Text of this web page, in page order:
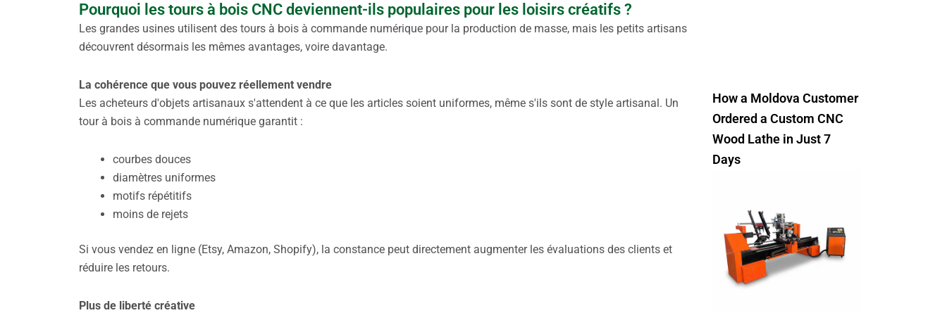
Pourquoi les tours à bois CNC deviennent-ils populaires pour les loisirs créatifs ?
Les grandes usines utilisent des tours à bois à commande numérique pour la production de masse, mais les petits artisans
découvrent désormais les mêmes avantages, voire davantage.
La cohérence que vous pouvez réellement vendre
Les acheteurs d'objets artisanaux s'attendent à ce que les articles soient uniformes, même s'ils sont de style artisanal. Un
tour à bois à commande numérique garantit :
courbes douces
diamètres uniformes
motifs répétitifs
moins de rejets
Si vous vendez en ligne (Etsy, Amazon, Shopify), la constance peut directement augmenter les évaluations des clients et
réduire les retours.
Plus de liberté créative
How a Moldova Customer
Ordered a Custom CNC
Wood Lathe in Just 7
Days